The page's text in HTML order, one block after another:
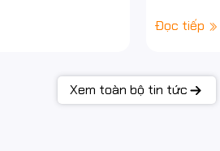
phù...
Đọc tiếp
Xem toàn bộ tin tức